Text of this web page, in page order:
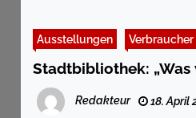
Ausstellungen Verbraucher
Stadtbibliothek:
Redakteur 18. April